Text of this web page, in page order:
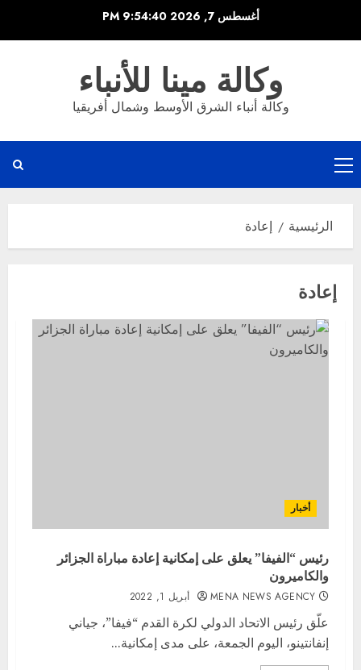
أغسطس 7, 2026 9:54:40 PM
وكالة مينا للأنباء
وكالة أنباء الشرق الأوسط وشمال أفريقيا
القائمة
الرئيسية
الرئيسية إعادة
إعادة
أخبار
رئيس “الفيفا” يعلق على إمكانية إعادة مباراة الجزائر
والكاميرون
MENA NEWS AGENCY أبريل 1, 2022
علّق رئيس الاتحاد الدولي لكرة القدم “فيفا”، جياني
إنفانتينو، اليوم الجمعة، على مدى إمكانية...